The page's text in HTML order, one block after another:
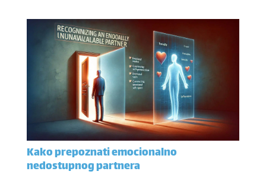
Kako prepoznati emocionalno
nedostupnog partnera